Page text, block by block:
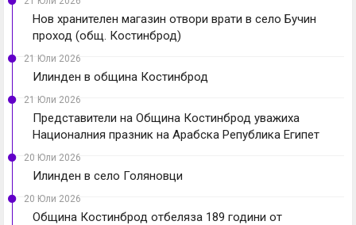
Нов хранителен магазин отвори врати в село Бучин
проход (общ. Костинброд)
21 Юли 2026
Илинден в община Костинброд
21 Юли 2026
Представители на Община Костинброд уважиха
Националния празник на Арабска Република Египет
20 Юли 2026
Илинден в село Голяновци
20 Юли 2026
Община Костинброд отбеляза 189 години от